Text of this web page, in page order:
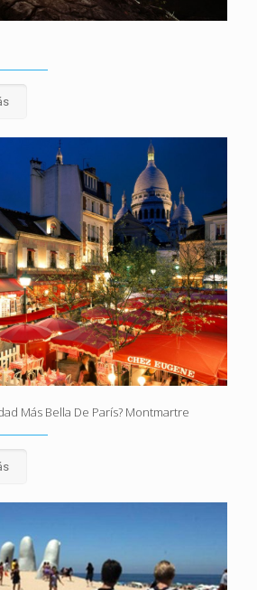
Más Bella De París? Montmartre